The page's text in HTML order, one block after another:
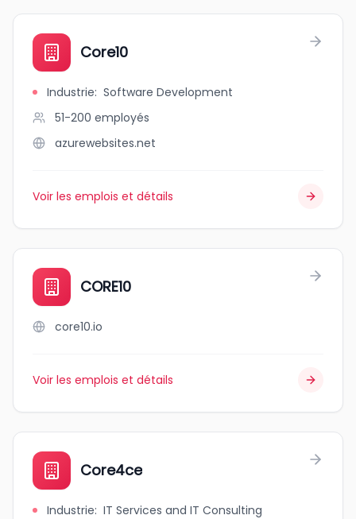
Core10
Industrie: Software Development
51-200 employés
azurewebsites.net
Voir les emplois et détails
CORE10
core10.io
Voir les emplois et détails
Core4ce
Industrie: IT Services and IT Consulting